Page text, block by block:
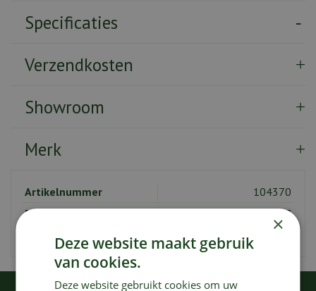
Specificaties
Verzendkosten
Showroom
Merk
Artikelnummer
104370
EAN code
4078500276207
×
Deze website maakt gebruik
van cookies.
Deze website gebruikt cookies om uw